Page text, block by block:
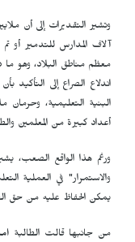
وتشير التقديرات إلى أن
آلاف المدارس للتدمير أو
معظم مناطق البلاد، وهو ما
اندلاع الصراع إلى التأكيد
البنية التعليمية، وحرمان
أعداد كبيرة من المعلمين
ورغم هذا الواقع الصعب،
والاستمرار" في العملية
يمكن الحفاظ عليه من حق
من جانبها قالت الطالبة